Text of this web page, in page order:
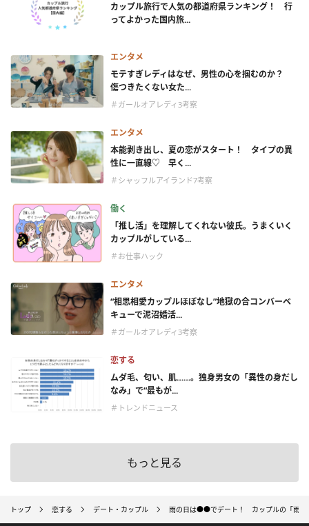
カップル旅行で人気の都道府県ランキング！ 行
ってよかった国内旅...
エンタメ
モテすぎレディはなぜ、男性の心を掴むのか？
傷つきたくない女た...
＃ガールオアレディ3考察
エンタメ
本能剥き出し、夏の恋がスタート！ タイプの異
性に一直線♡ 早く...
＃シャッフルアイランド7考察
働く
「推し活」を理解してくれない彼氏。うまくいく
カップルがしている...
＃お仕事ハック
エンタメ
“相思相愛カップルほぼなし”地獄の合コンバーベ
キューで泥沼婚活...
＃ガールオアレディ3考察
恋する
ムダ毛、匂い、肌……。独身男女の「異性の身だし
なみ」で“最もが...
＃トレンドニュース
もっと見る
トップ 恋する デート・カップル 雨の日は●●でデート！ カップルの「雨の